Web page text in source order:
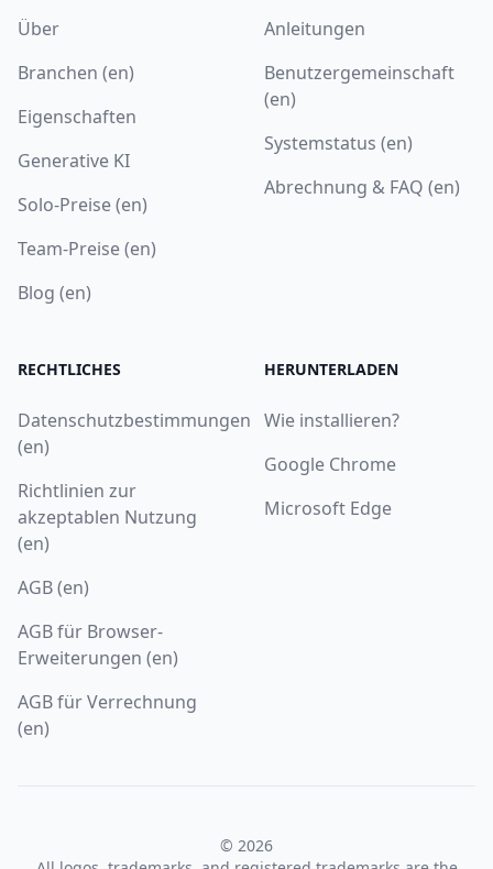
Über
Branchen (en)
Eigenschaften
Generative KI
Solo-Preise (en)
Team-Preise (en)
Blog (en)
Anleitungen
Benutzergemeinschaft
(en)
Systemstatus (en)
Abrechnung & FAQ (en)
RECHTLICHES
Datenschutzbestimmungen
(en)
Richtlinien zur
akzeptablen Nutzung
(en)
AGB (en)
AGB für Browser-
Erweiterungen (en)
AGB für Verrechnung
(en)
HERUNTERLADEN
Wie installieren?
Google Chrome
Microsoft Edge
© 2026